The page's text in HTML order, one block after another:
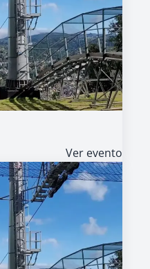
Ver evento